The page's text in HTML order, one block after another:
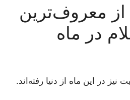
معروف‌ترین
در ماه
در این ماه از دنیا رفته‌اند.